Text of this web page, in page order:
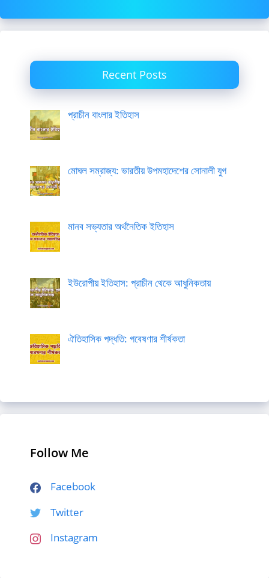
Recent Posts
প্রাচীন বাংলার ইতিহাস
মোঘল সম্রাজ্য: ভারতীয় উপমহাদেশের সোনালী যুগ
মানব সভ্যতার অর্থনৈতিক ইতিহাস
ইউরোপীয় ইতিহাস: প্রাচীন থেকে আধুনিকতায়
ঐতিহাসিক পদ্ধতি: গবেষণার শীর্ষকতা
Follow Me
Facebook
Twitter
Instagram